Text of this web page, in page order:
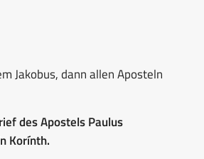
Jakobus, dann allen Aposteln
des Apostels Paulus
Korínth.